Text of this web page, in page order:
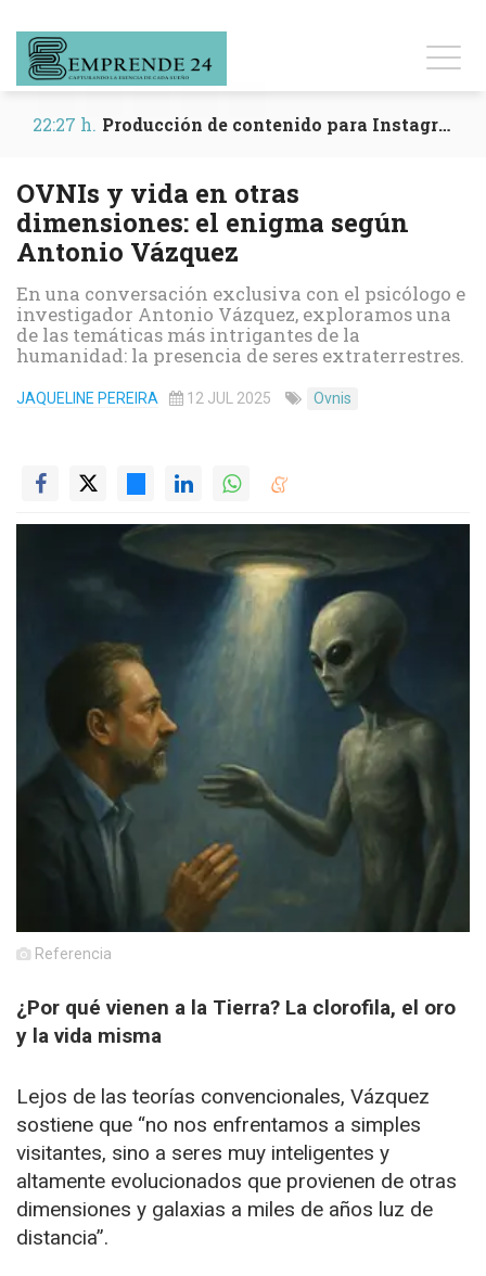
22:27 h. Producción de contenido para Instagram y Reels
OVNIs y vida en otras
dimensiones: el enigma según
Antonio Vázquez
En una conversación exclusiva con el psicólogo e
investigador Antonio Vázquez, exploramos una
de las temáticas más intrigantes de la
humanidad: la presencia de seres extraterrestres.
JAQUELINE PEREIRA 12 JUL 2025 Ovnis
Referencia
¿Por qué vienen a la Tierra? La clorofila, el oro
y la vida misma
Lejos de las teorías convencionales, Vázquez
sostiene que “no nos enfrentamos a simples
visitantes, sino a seres muy inteligentes y
altamente evolucionados que provienen de otras
dimensiones y galaxias a miles de años luz de
distancia”.